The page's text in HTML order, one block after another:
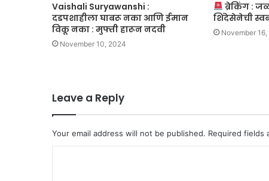
Vaishali Suryawanshi :
दडपशाहीला घाबरू नका आणि ईमान
विकू नका : मुफ्ती हारून नदवी
November 10, 2024
ब्रेकिंग :
शिंदेसेनेची
November
Leave a Reply
Your email address will not be published. Required fields